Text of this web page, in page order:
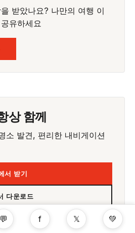
받았나요? 나만의 여행 이
유하세요
상 함께
소 발견, 편리한 내비게이션
서 받기
다운로드
💬 f 𝕏 💚